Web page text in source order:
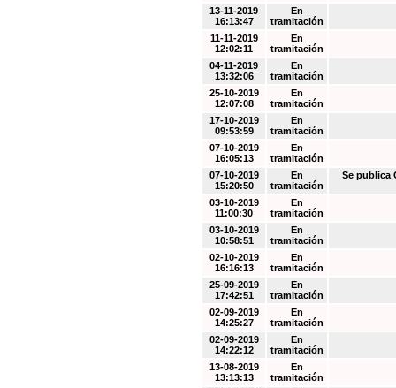
13-11-2019
16:13:47
En
tramitación
11-11-2019
12:02:11
En
tramitación
04-11-2019
13:32:06
En
tramitación
25-10-2019
12:07:08
En
tramitación
17-10-2019
09:53:59
En
tramitación
07-10-2019
16:05:13
En
tramitación
07-10-2019
15:20:50
En
tramitación
Se publica
03-10-2019
11:00:30
En
tramitación
03-10-2019
10:58:51
En
tramitación
02-10-2019
16:16:13
En
tramitación
25-09-2019
17:42:51
En
tramitación
02-09-2019
14:25:27
En
tramitación
02-09-2019
14:22:12
En
tramitación
13-08-2019
13:13:13
En
tramitación